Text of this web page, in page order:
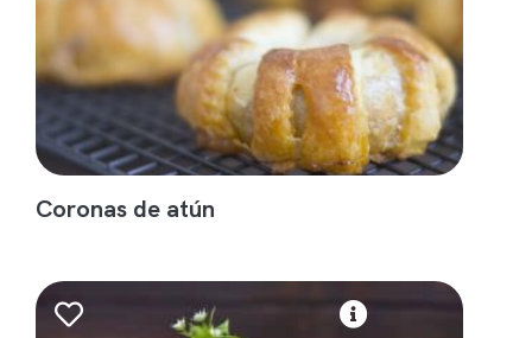
Coronas de atún